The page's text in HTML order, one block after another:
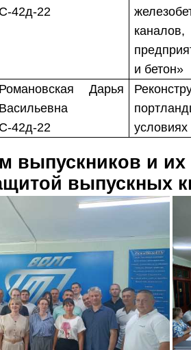
С-42д-22
и бетон»
Романовская Дарья
Васильевна
С-42д-22
выпускников и
выпускных